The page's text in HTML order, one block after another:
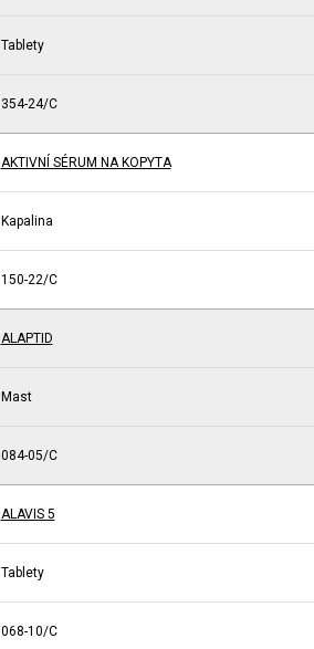
Tablety
354-24/C
AKTIVNÍ SÉRUM NA KOPYTA
Kapalina
150-22/C
ALAPTID
Mast
084-05/C
ALAVIS 5
Tablety
068-10/C